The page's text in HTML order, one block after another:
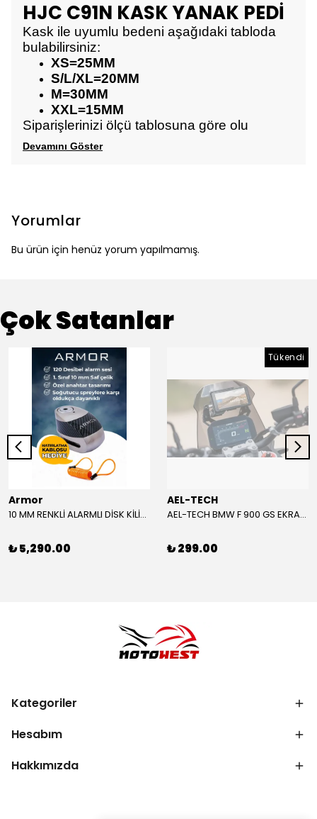
HJC C91N KASK YANAK PEDİ
Kask ile uyumlu bedeni aşağıdaki tabloda
bulabilirsiniz:
XS=25MM
S/L/XL=20MM
M=30MM
XXL=15MM
Siparişlerinizi ölçü tablosuna göre olu
Devamını Göster
Yorumlar
Bu ürün için henüz yorum yapılmamış.
Çok Satanlar
Armor
10 MM RENKLİ ALARMLI DİSK KİLİDİ YENİ VERSİYON
₺ 5,290.00
Tükendi
AEL-TECH
AEL-TECH BMW F 900 GS EKRAN/GÖSTERGE KORUYUCU 2024-2025
₺ 299.00
Kategoriler
Hesabım
Hakkımızda